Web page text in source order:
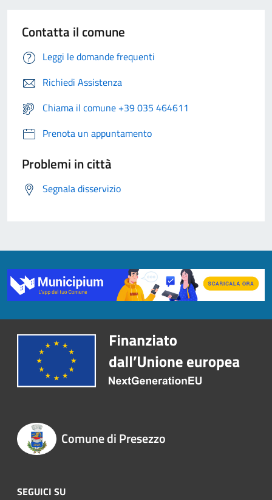
Contatta il comune
Leggi le domande frequenti
Richiedi Assistenza
Chiama il comune +39 035 464611
Prenota un appuntamento
Problemi in città
Segnala disservizio
Comune di Presezzo
SEGUICI SU